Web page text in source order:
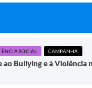
SOCIAL CAMPANHA
Bullying e à Violência